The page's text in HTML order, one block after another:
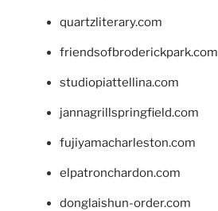
quartzliterary.com
friendsofbroderickpark.com
studiopiattellina.com
jannagrillspringfield.com
fujiyamacharleston.com
elpatronchardon.com
donglaishun-order.com